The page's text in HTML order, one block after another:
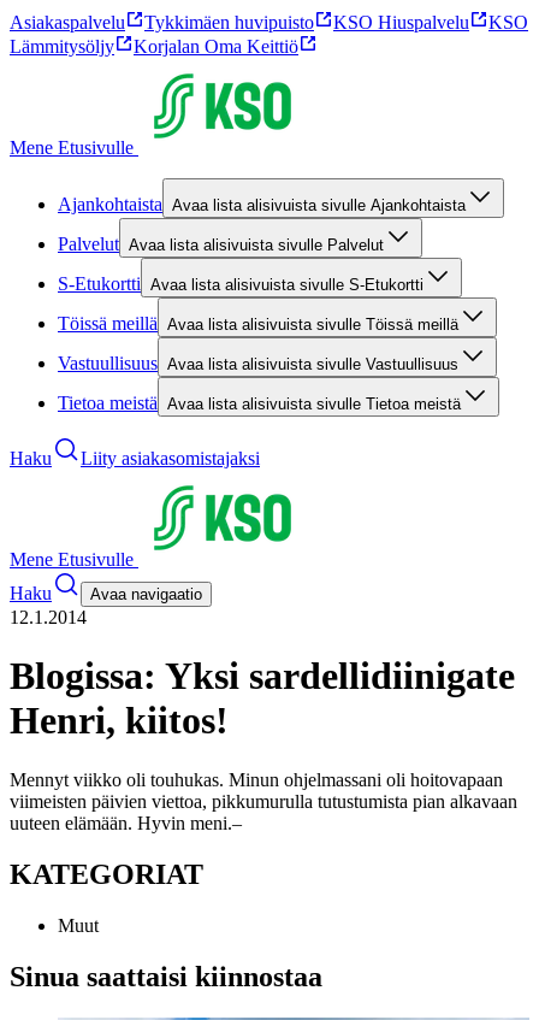
Asiakaspalvelu Tykkimäen huvipuisto KSO Hiuspalvelu
KSO
Lämmitysöljy
Korjalan Oma Keittiö
Mene Etusivulle
Ajankohtaista Avaa lista alisivuista sivulle Ajankohtaista
Palvelut Avaa lista alisivuista sivulle Palvelut
S-Etukortti Avaa lista alisivuista sivulle S-Etukortti
Töissä meillä Avaa lista alisivuista sivulle Töissä meillä
Vastuullisuus Avaa lista alisivuista sivulle Vastuullisuus
Tietoa meistä Avaa lista alisivuista sivulle Tietoa meistä
Haku Liity asiakasomistajaksi
Mene Etusivulle
Haku
Avaa navigaatio
12.1.2014
Blogissa: Yksi sardellidiinigate
Henri, kiitos!
Mennyt viikko oli touhukas. Minun ohjelmassani oli hoitovapaan
viimeisten päivien viettoa, pikkumurulla tutustumista pian alkavaan
uuteen elämään. Hyvin meni.–
KATEGORIAT
Muut
Sinua saattaisi kiinnostaa